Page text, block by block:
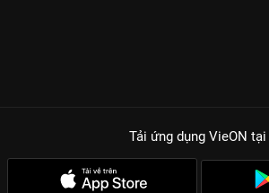
Tải ứng dụng VieON tại